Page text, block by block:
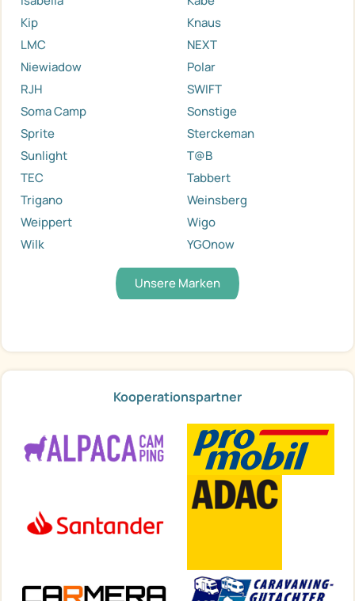
Kip
Knaus
LMC
NEXT
Niewiadow
Polar
RJH
SWIFT
Soma Camp
Sonstige
Sprite
Sterckeman
Sunlight
T@B
TEC
Tabbert
Trigano
Weinsberg
Weippert
Wigo
Wilk
YGOnow
Unsere Marken
Kooperationspartner